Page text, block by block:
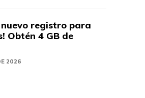
registro para
Obtén 4 GB de
2026